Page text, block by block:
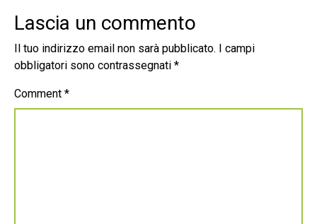
Lascia un commento
Il tuo indirizzo email non sarà pubblicato.
I campi
obbligatori sono contrassegnati *
Comment *